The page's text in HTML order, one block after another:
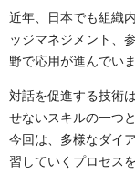
近年、日本でも組織
ッジマネジメント、
野で応用が進んでいま
対話を促進する技術は
せないスキルの一つ
今回は、多様なダイ
習していくプロセス